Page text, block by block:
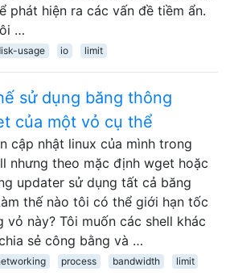
phát hiện ra các vấn đề tiềm ẩn.
…
usage io limit
sử dụng băng thông
của một vỏ cụ thể
cập nhật linux của mình trong
nhưng theo mặc định wget hoặc
updater sử dụng tất cả băng
thế nào tôi có thể giới hạn tốc
vỏ này? Tôi muốn các shell khác
sẻ công bằng và …
process bandwidth limit